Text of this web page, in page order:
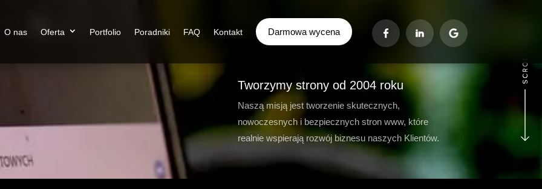
O nas Oferta Portfolio Poradniki FAQ Kontakt Darmowa wycena
Tworzymy strony od 2004 roku
Naszą misją jest tworzenie skutecznych,
nowoczesnych i bezpiecznych stron www, które
realnie wspierają rozwój biznesu naszych Klientów.